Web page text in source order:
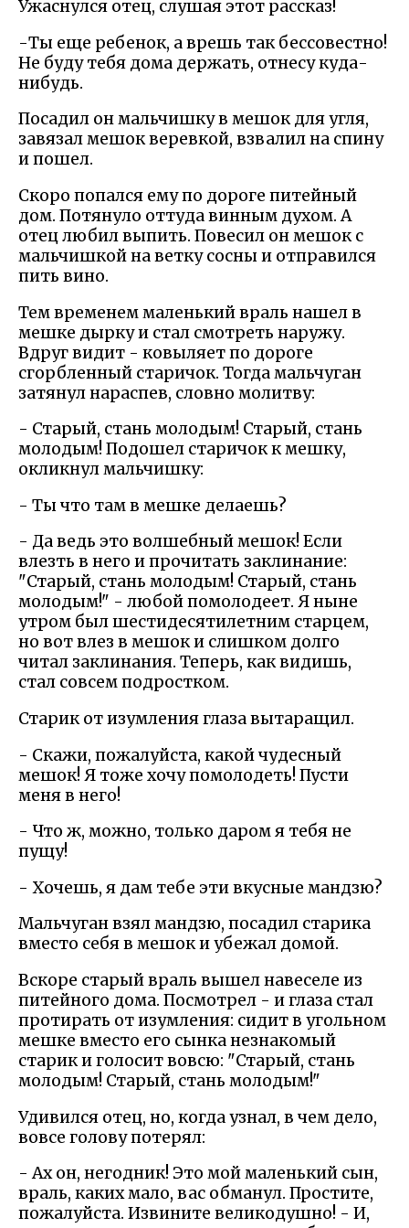
Ужаснулся отец, слушая этот рассказ!
-Ты еще ребенок, а врешь так бессовестно!
Не буду тебя дома держать, отнесу куда-
нибудь.
Посадил он мальчишку в мешок для угля,
завязал мешок веревкой, взвалил на спину
и пошел.
Скоро попался ему по дороге питейный
дом. Потянуло оттуда винным духом. А
отец любил выпить. Повесил он мешок с
мальчишкой на ветку сосны и отправился
пить вино.
Тем временем маленький враль нашел в
мешке дырку и стал смотреть наружу.
Вдруг видит - ковыляет по дороге
сгорбленный старичок. Тогда мальчуган
затянул нараспев, словно молитву:
- Старый, стань молодым! Старый, стань
молодым! Подошел старичок к мешку,
окликнул мальчишку:
- Ты что там в мешке делаешь?
- Да ведь это волшебный мешок! Если
влезть в него и прочитать заклинание:
"Старый, стань молодым! Старый, стань
молодым!" - любой помолодеет. Я ныне
утром был шестидесятилетним старцем,
но вот влез в мешок и слишком долго
читал заклинания. Теперь, как видишь,
стал совсем подростком.
Старик от изумления глаза вытаращил.
- Скажи, пожалуйста, какой чудесный
мешок! Я тоже хочу помолодеть! Пусти
меня в него!
- Что ж, можно, только даром я тебя не
пущу!
- Хочешь, я дам тебе эти вкусные мандзю?
Мальчуган взял мандзю, посадил старика
вместо себя в мешок и убежал домой.
Вскоре старый враль вышел навеселе из
питейного дома. Посмотрел - и глаза стал
протирать от изумления: сидит в угольном
мешке вместо его сынка незнакомый
старик и голосит вовсю: "Старый, стань
молодым! Старый, стань молодым!"
Удивился отец, но, когда узнал, в чем дело,
вовсе голову потерял:
- Ах он, негодник! Это мой маленький сын,
враль, каких мало, вас обманул. Простите,
пожалуйста. Извините великодушно! - И,